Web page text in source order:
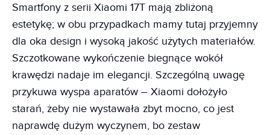
Smartfony z serii Xiaomi 17T mają zbliżoną
estetykę; w obu przypadkach mamy tutaj przyjemny
dla oka design i wysoką jakość użytych materiałów.
Szczotkowane wykończenie biegnące wokół
krawędzi nadaje im elegancji. Szczególną uwagę
przykuwa wyspa aparatów – Xiaomi dołożyło
starań, żeby nie wystawała zbyt mocno, co jest
naprawdę dużym wyczynem, bo zestaw